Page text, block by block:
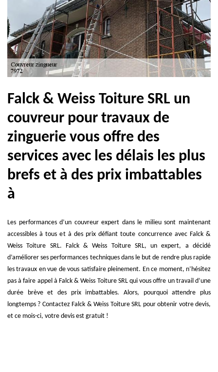
Falck & Weiss Toiture SRL un
couvreur pour travaux de
zinguerie vous offre des
services avec les délais les plus
brefs et à des prix imbattables
à
Les performances d’un couvreur expert dans le milieu sont maintenant
accessibles à tous et à des prix défiant toute concurrence avec Falck &
Weiss Toiture SRL. Falck & Weiss Toiture SRL, un expert, a décidé
d’améliorer ses performances techniques dans le but de rendre plus rapide
les travaux en vue de vous satisfaire pleinement. En ce moment, n’hésitez
pas à faire appel à Falck & Weiss Toiture SRL qui vous offre un travail d’une
durée brève et des prix imbattables. Alors, pourquoi attendre plus
longtemps ? Contactez Falck & Weiss Toiture SRL pour obtenir votre devis,
et ce mois-ci, votre devis est gratuit !